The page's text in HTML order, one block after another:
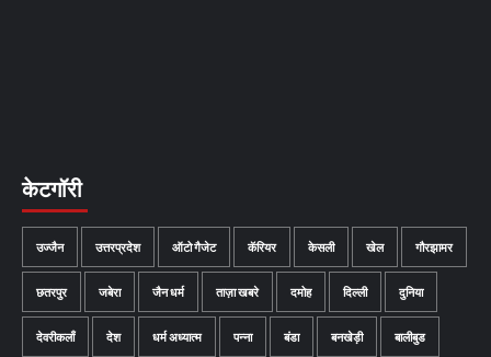
केटगॉरी
उज्जैन उत्तरप्रदेश ऑटो गैजेट कॅरियर केसली खेल गौरझामर
छतरपुर जबेरा जैन धर्म ताज़ा खबरे दमोह दिल्ली दुनिया
देवरीकलाँ देश धर्म अध्यात्म पन्ना बंडा बनखेड़ी बालीबुड